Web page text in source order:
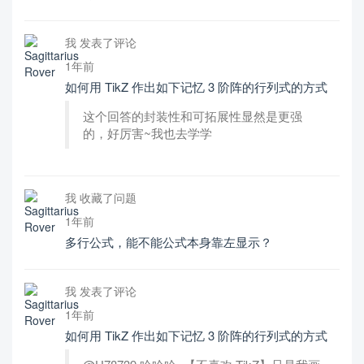
我 发表了评论
1年前
如何用 TikZ 作出如下记忆 3 阶阵的行列式的方式
这个回答的封装性和可拓展性显然是更强
的，好厉害~我也去学学
我 收藏了问题
1年前
多行公式，能不能公式本身靠左显示？
我 发表了评论
1年前
如何用 TikZ 作出如下记忆 3 阶阵的行列式的方式